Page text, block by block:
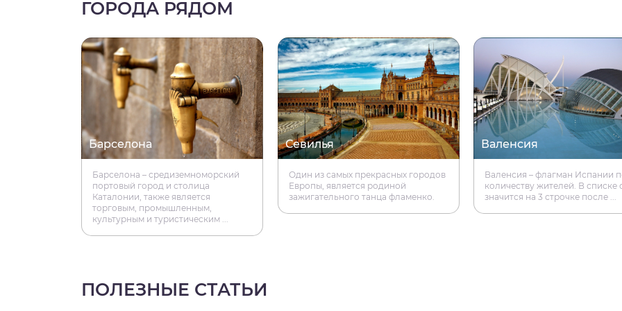
ГОРОДА РЯДОМ
Барселона
Барселона – средиземноморский
портовый город и столица
Каталонии, также является
торговым, промышленным,
культурным и туристическим ...
Севилья
Один из самых прекрасных городов
Европы, является родиной
зажигательного танца фламенко.
Валенсия
Валенсия – флагман Испании
количеству жителей. В списке
значится на 3 строчке после ...
ПОЛЕЗНЫЕ СТАТЬИ